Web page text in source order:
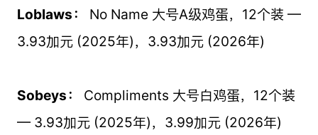
Loblaws：
No Name 大号A级鸡蛋，12个装 —
3.93加元 (2025年)，3.93加元 (2026年)
Sobeys：
Compliments 大号白鸡蛋，12个装
— 3.93加元 (2025年)，3.99加元 (2026年)